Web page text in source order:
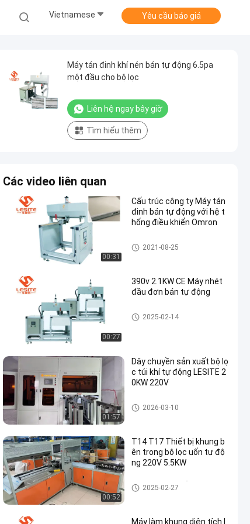
Vietnamese Yêu cầu báo giá
Máy tán đinh khí nén bán tự động 6.5pa
một đầu cho bộ lọc
Liên hệ ngay bây giờ
Tìm hiểu thêm
Các video liên quan
00:31
Cấu trúc công ty Máy tán
đinh bán tự động với hệ t
hống điều khiển Omron
Máy tán đinh bán tự động
2021-08-25
00:27
390v 2.1KW CE Máy nhét
đầu đơn bán tự động
Máy tán đinh bán tự động
2025-02-14
01:57
Dây chuyền sản xuất bộ lọ
c túi khí tự động LESITE 2
0KW 220V
Máy làm bộ lọc khí
2026-03-10
00:52
T14 T17 Thiết bị khung b
ên trong bộ lọc uốn tự độ
ng 220V 5.5KW
Máy làm bộ lọc bỏ túi
2025-02-27
Máy làm khung diện tích l